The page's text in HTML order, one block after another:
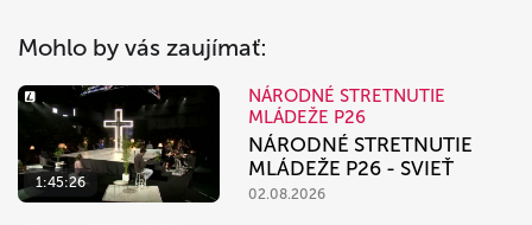
Mohlo by vás zaujímať:
1:45:26
NÁRODNÉ STRETNUTIE
MLÁDEŽE P26
NÁRODNÉ STRETNUTIE
MLÁDEŽE P26 - SVIEŤ
02.08.2026